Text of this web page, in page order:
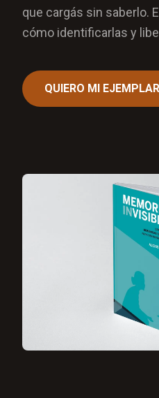
que cargás sin saberlo.
cómo identificarlas y
QUIERO MI EJEMPLAR